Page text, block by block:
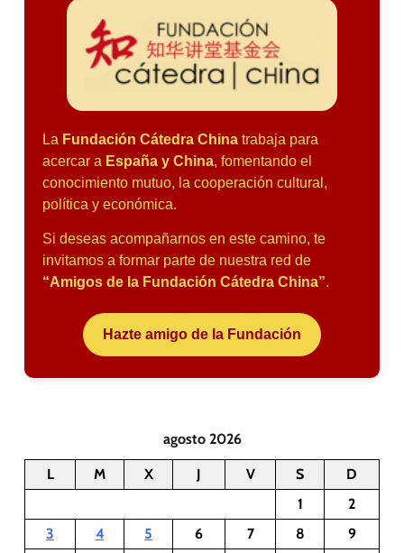
La Fundación Cátedra China trabaja para
acercar a España y China, fomentando el
conocimiento mutuo, la cooperación cultural,
política y económica.
Si deseas acompañarnos en este camino, te
invitamos a formar parte de nuestra red de
“Amigos de la Fundación Cátedra China”.
Hazte amigo de la Fundación
agosto 2026
L M X J V S
D
1
2
3
4 5 6 7 8
9